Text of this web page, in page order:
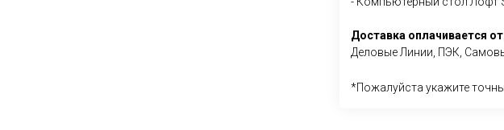
Доставка оплачивается
Деловые Линии, ПЭК,
*Пожалуйста укажите